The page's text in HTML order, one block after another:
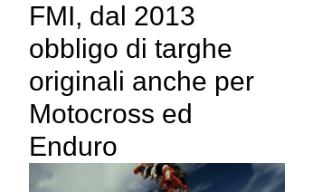
FMI, dal 2013
obbligo di targhe
originali anche per
Motocross ed
Enduro